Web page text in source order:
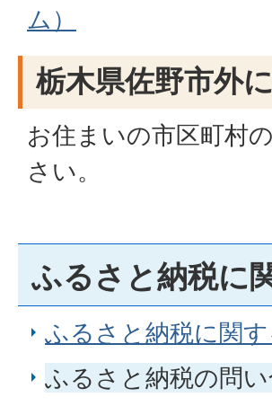
ム）
栃木県佐野市外
お住まいの市区町村
さい。
ふるさと納税に
ふるさと納税に関
ふるさと納税の問